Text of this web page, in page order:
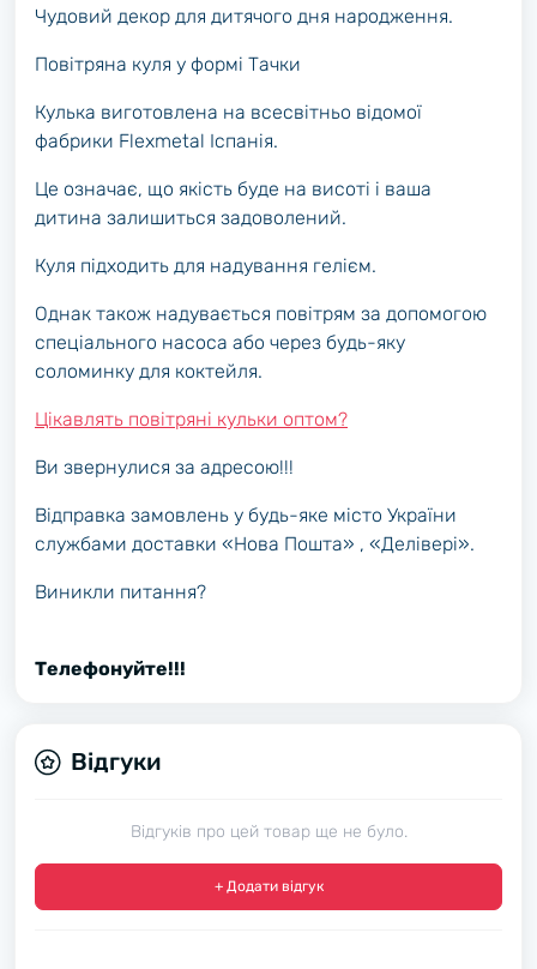
Чудовий декор для дитячого дня народження.
Повітряна куля у формі Тачки
Кулька виготовлена на всесвітньо відомої
фабрики Flexmetal Іспанія.
Це означає, що якість буде на висоті і ваша
дитина залишиться задоволений.
Куля підходить для надування гелієм.
Однак також надувається повітрям за допомогою
спеціального насоса або через будь-яку
соломинку для коктейля.
Цікавлять повітряні кульки оптом?
Ви звернулися за адресою!!!
Відправка замовлень у будь-яке місто України
службами доставки «Нова Пошта» , «Делівері».
Виникли питання?
Телефонуйте!!!
Відгуки
Відгуків про цей товар ще не було.
+ Додати відгук